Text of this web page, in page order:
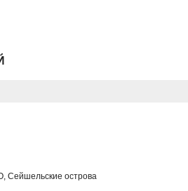
Сейшельские острова